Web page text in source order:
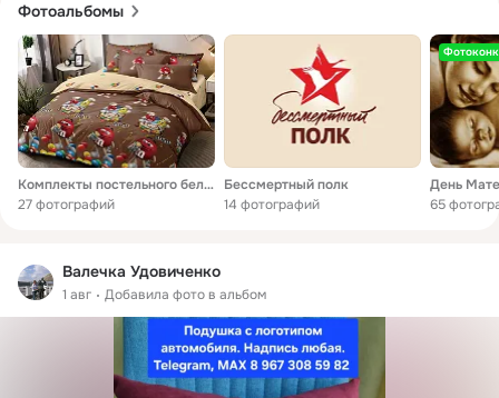
Фотоальбомы
Комплекты постельного белья
27 фотографий
Бессмертный полк
14 фотографий
День
65
Валечка Удовиченко
1 авг Добавила фото в альбом